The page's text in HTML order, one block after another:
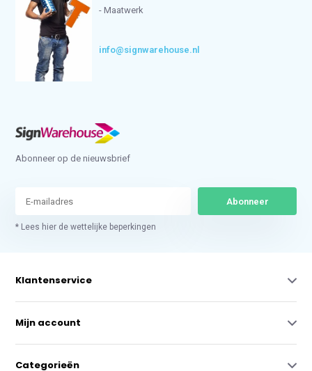
- Maatwerk
info@signwarehouse.nl
Abonneer op de nieuwsbrief
Abonneer
* Lees hier de wettelijke beperkingen
Klantenservice
Mijn account
Categorieën